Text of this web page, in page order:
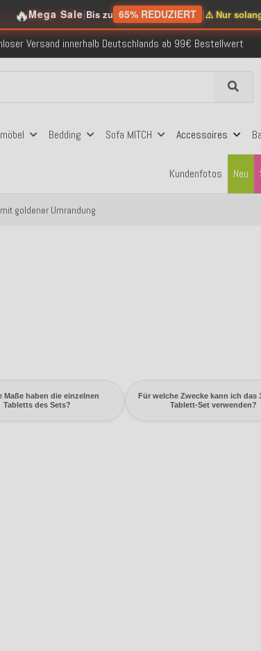
🔥Mega Sale|Bis zu 65% REDUZIERT |⚠️ Nur
Versand innerhalb Deutschlands ab 99€ Bestellwert
Über 120.000 erfolgreich versendete Bestellungen
Sicher bezahlen mit Klarna, PayPal & Amazon Pay
Bedding Sofa MITCH Accessoires
Kundenfotos Neu
goldener Umrandung
Maße haben die einzelnen
Tabletts des Sets?
Für welche Zwecke kann ich das
Tablett-Set verwenden?